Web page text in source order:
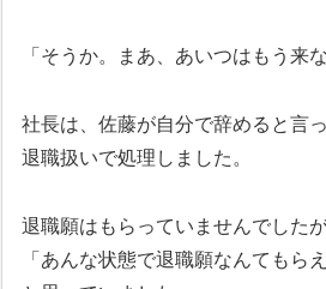
「そうか。まあ、あいつはもう来
社長は、佐藤が自分で辞めると言
退職扱いで処理しました。
退職願はもらっていませんでしたが
「あんな状態で退職願なんてもら